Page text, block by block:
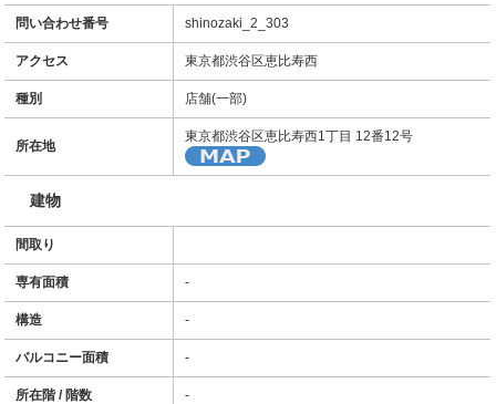
問い合わせ番号 shinozaki_2_303
アクセス 東京都渋谷区恵比寿西
種別 店舗(一部)
所在地
東京都渋谷区恵比寿西1丁目 12番12号
建物
間取り
専有面積 -
構造 -
バルコニー面積 -
所在階 / 階数 -